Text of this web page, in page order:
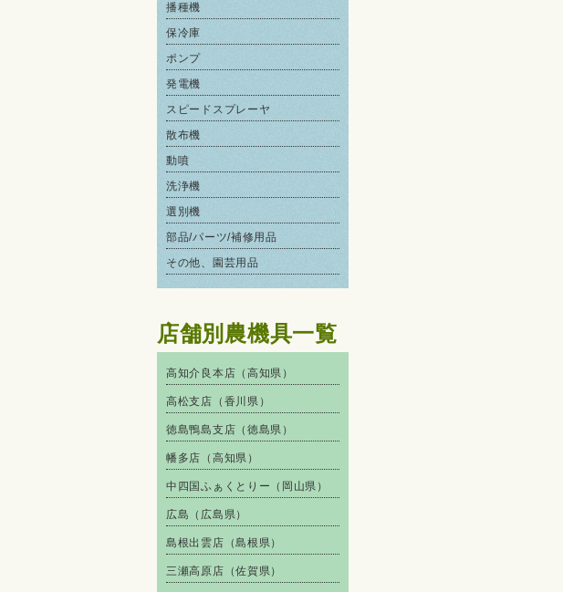
播種機
保冷庫
ポンプ
発電機
スピードスプレーヤ
散布機
動噴
洗浄機
選別機
部品/パーツ/補修用品
その他、園芸用品
店舗別農機具一覧
高知介良本店（高知県）
高松支店（香川県）
徳島鴨島支店（徳島県）
幡多店（高知県）
中四国ふぁくとりー（岡山県）
広島（広島県）
島根出雲店（島根県）
三瀬高原店（佐賀県）